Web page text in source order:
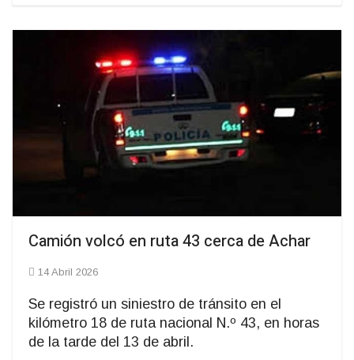
Camión volcó en ruta 43 cerca de Achar
14 Abril 2026
Se registró un siniestro de tránsito en el
kilómetro 18 de ruta nacional N.º 43, en horas
de la tarde del 13 de abril.